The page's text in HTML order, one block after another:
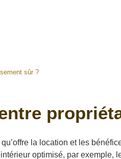
sûr ?
la location et les
optimisé, par exemple,